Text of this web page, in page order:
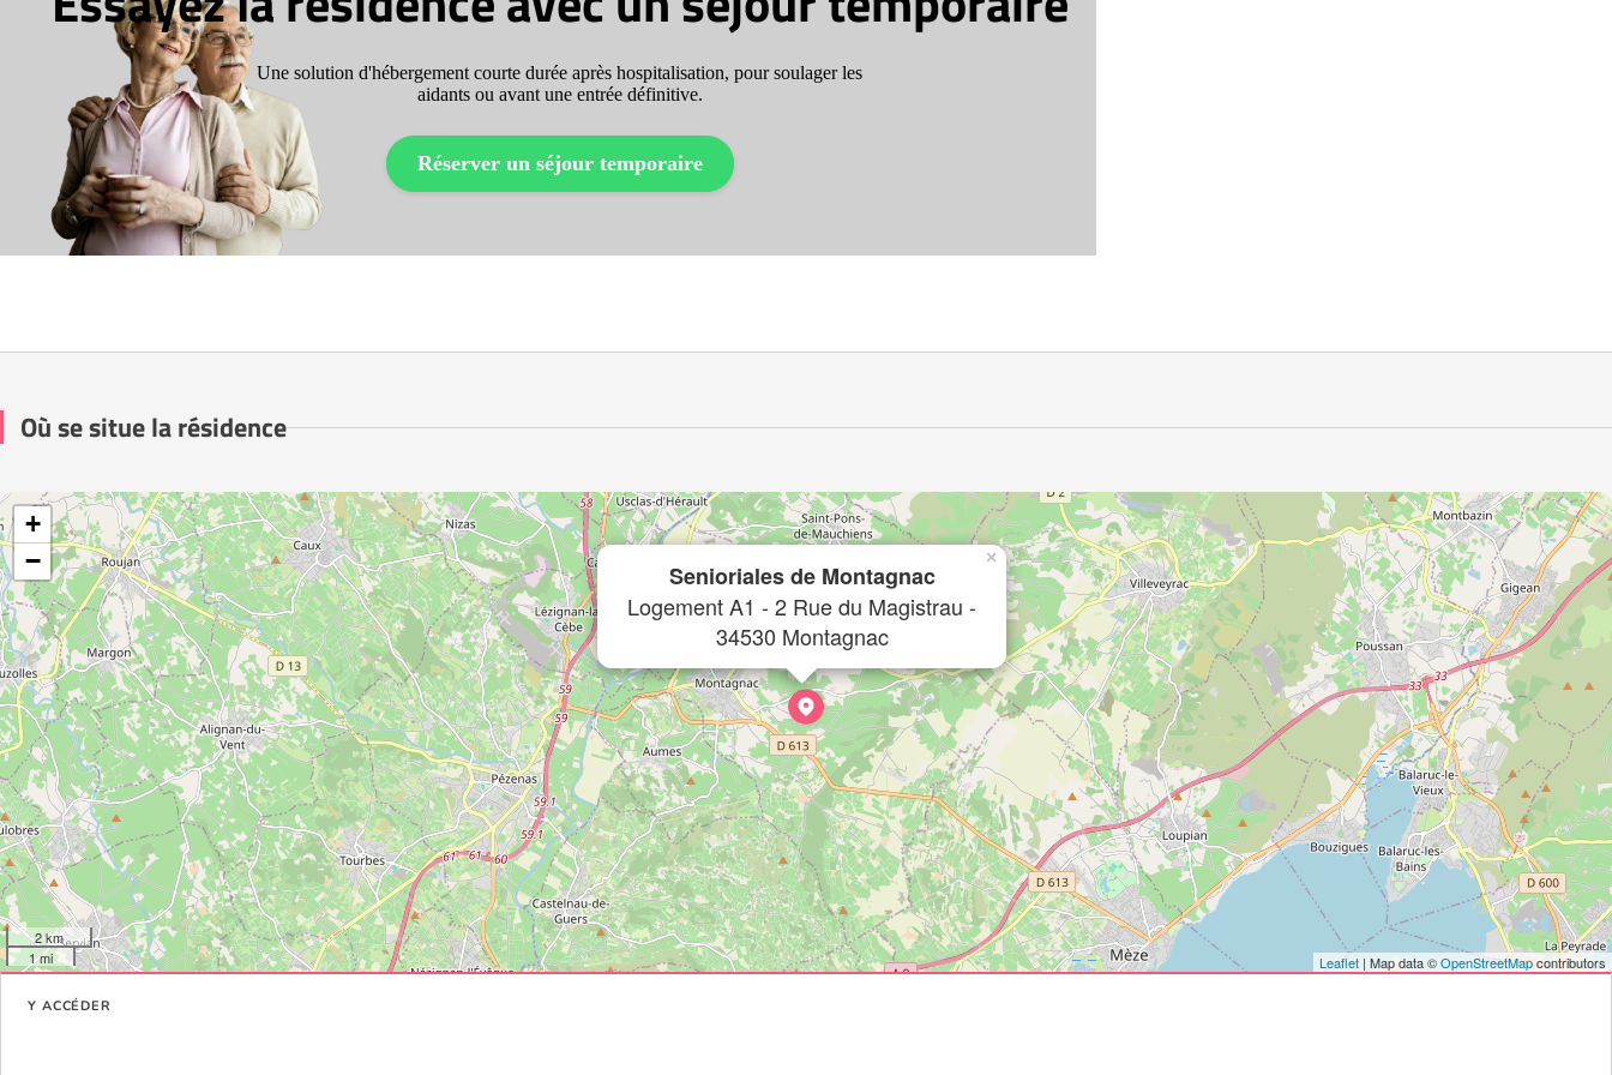
Une solution d'hébergement courte durée après hospitalisation, pour soulager les
aidants ou avant une entrée définitive.
Réserver un séjour temporaire
Où se situe la résidence
Senioriales de Montagnac
Logement A1 - 2 Rue du Magistrau -
34530 Montagnac
×
+
−
2 km
1 mi
Leaflet | Map data ©OpenStreetMapcontributors
Y ACCÉDER